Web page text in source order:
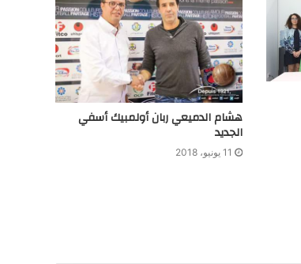
هشام الدميعي ربان أولمبيك أسفي
الجديد
11 يونيو، 2018